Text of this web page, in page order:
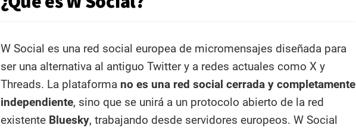
W Social es una red social europea de micromensajes diseñada para
ser una alternativa al antiguo Twitter y a redes actuales como X y
Threads. La plataforma no es una red social cerrada y completamente
independiente, sino que se unirá a un protocolo abierto de la red
existente Bluesky, trabajando desde servidores europeos. W Social